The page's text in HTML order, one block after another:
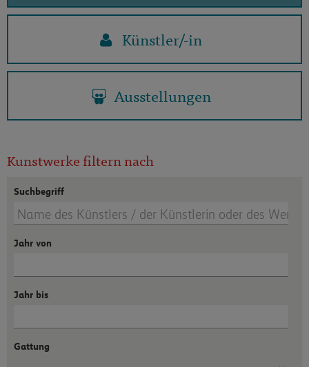
Künstler/-in
Ausstellungen
Kunstwerke filtern nach
Suchbegriff
Jahr von
Jahr bis
Gattung